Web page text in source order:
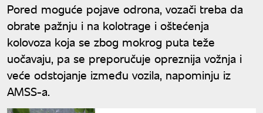
Pored moguće pojave odrona, vozači treba da
obrate pažnju i na kolotrage i oštećenja
kolovoza koja se zbog mokrog puta teže
uočavaju, pa se preporučuje opreznija vožnja i
veće odstojanje između vozila, napominju iz
AMSS-a.